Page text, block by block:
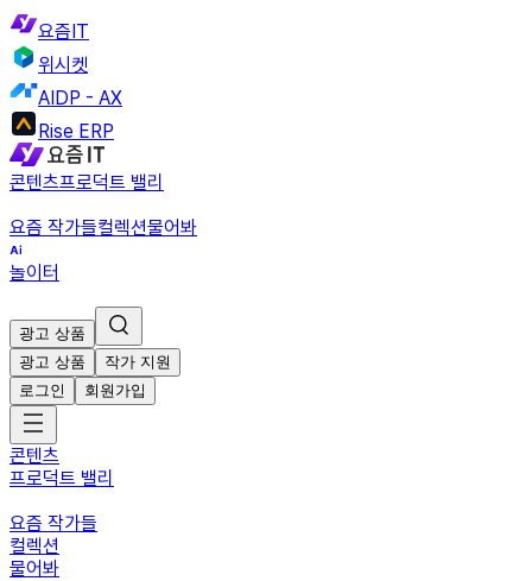
요즘IT
위시켓
AIDP - AX
Rise ERP
콘텐츠프로덕트 밸리
요즘 작가들컬렉션물어봐
놀이터
광고 상품
광고 상품
작가 지원
로그인
회원가입
콘텐츠
프로덕트 밸리
요즘 작가들
컬렉션
물어봐